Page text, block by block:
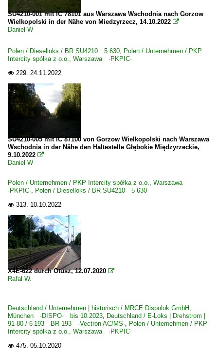
Gorzow (Landsberg a.d.Warthe)
Zielona Gora (Grünberg)
~ Sonstige
Dieselloks
BR SU4210 5 630
E-Loks
BR 5 370 · E 193 ·Vectron MS· 'X4EA' Private
EU44 · 5 370 · BR 183 ·ES 64 U4-D· Husarz
EU46 5 370 ·Vectron MS·
SU4210-001 mit IC 78101 aus Warszawa Wschodnia nach Gorzow
Wielkopolski in der Nähe von Miedzyrzecz, 14.10.2022 
Daniel W
Polen / Dieselloks / BR SU4210 5 630, Polen / Unternehmen / PKP
Intercity spółka z o.o., Warszawa ·PKPIC·
 229. 24.11.2022
SU4210-005 mit IC 87100 von Gorzow Wielkopolski nach Warszawa
Wschodnia in der Nähe den Haltestelle Głębokie Międzyrzeckie,
9.10.2022 
Daniel W
Polen / Unternehmen / PKP Intercity spółka z o.o., Warszawa
·PKPIC·, Polen / Dieselloks / BR SU4210 5 630
 313. 10.10.2022
X4E-622 durch Otusz, 12.07.2020 
Rafal W.
Deutschland / Unternehmen | historisch / MRCE Dispolok GmbH,
München ·DISPO· bis 10.2023, Deutschland / E-Loks | Drehstrom |
91 80 / 6 193 BR 193 ·Vectron AC/MS·, Polen / Unternehmen / PKP
Intercity spółka z o.o., Warszawa ·PKPIC·
 475. 05.10.2020